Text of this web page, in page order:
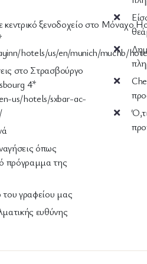
κεντρικό ξενοδοχείο στο Μόναχο
hotels/us/en/munich/muchb/
στο Στρασβούργο
4*
us/hotels/sxbar-ac-
όπως
πρόγραμμα της
γραφείου μας
ευθύνης